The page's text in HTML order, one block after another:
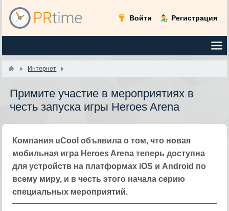
Войти Регистрация
Интернет
Примите участие в мероприятиях в
честь запуска игры Heroes Arena
Компания uCool объявила о том, что новая
мобильная игра Heroes Arena теперь доступна
для устройств на платформах iOS и Android по
всему миру, и в честь этого начала серию
специальных мероприятий.